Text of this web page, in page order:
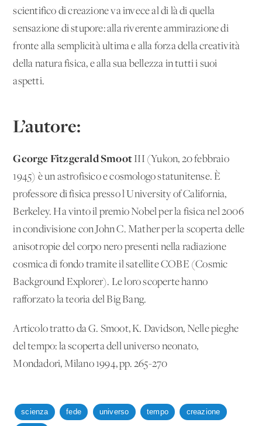
scientifico di creazione va invece al di là di quella
sensazione di stupore: alla riverente ammirazione di
fronte alla semplicità ultima e alla forza della creatività
della natura fisica, e alla sua bellezza in tutti i suoi
aspetti.
L’autore:
George Fitzgerald Smoot III (Yukon, 20 febbraio
1945) è un astrofisico e cosmologo statunitense. È
professore di fisica presso l'University of California,
Berkeley. Ha vinto il premio Nobel per la fisica nel 2006
in condivisione con John C. Mather per la scoperta delle
anisotropie del corpo nero presenti nella radiazione
cosmica di fondo tramite il satellite COBE (Cosmic
Background Explorer). Le loro scoperte hanno
rafforzato la teoria del Big Bang.
Articolo tratto da G. Smoot, K. Davidson, Nelle pieghe
del tempo: la scoperta dell'universo neonato,
Mondadori, Milano 1994, pp. 265-270
scienza fede universo tempo creazione